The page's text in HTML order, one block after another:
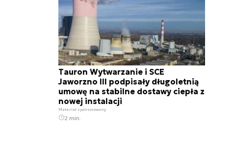
Tauron Wytwarzanie i SCE
Jaworzno III podpisały długoletnią
umowę na stabilne dostawy ciepła z
nowej instalacji
Materiał sponsorowany
2 min.